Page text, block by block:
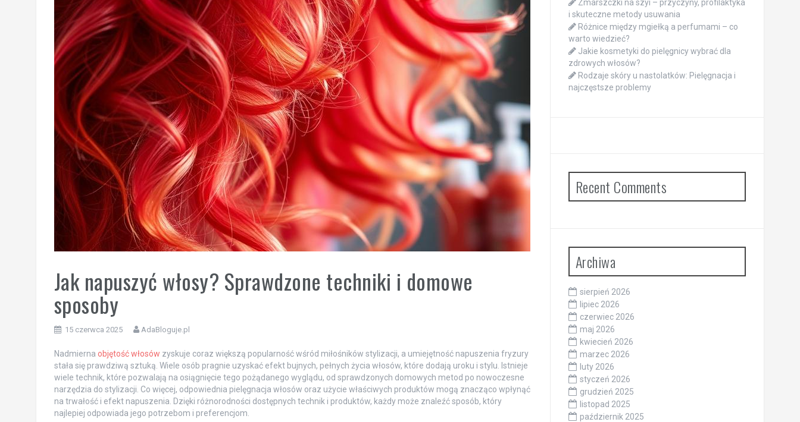
Jak napuszyć włosy? Sprawdzone techniki i domowe
sposoby
15 czerwca 2025 AdaBloguje.pl
Nadmierna objętość włosów zyskuje coraz większą popularność wśród miłośników stylizacji, a umiejętność napuszenia fryzury
stała się prawdziwą sztuką. Wiele osób pragnie uzyskać efekt bujnych, pełnych życia włosów, które dodają uroku i stylu. Istnieje
wiele technik, które pozwalają na osiągnięcie tego pożądanego wyglądu, od sprawdzonych domowych metod po nowoczesne
narzędzia do stylizacji. Co więcej, odpowiednia pielęgnacja włosów oraz użycie właściwych produktów mogą znacząco wpłynąć
na trwałość i efekt napuszenia. Dzięki różnorodności dostępnych technik i produktów, każdy może znaleźć sposób, który
najlepiej odpowiada jego potrzebom i preferencjom.
Zmarszczki na szyi – przyczyny, profilaktyka
i skuteczne metody usuwania
Różnice między mgiełką a perfumami – co
warto wiedzieć?
Jakie kosmetyki do pielęgnicy wybrać dla
zdrowych włosów?
Rodzaje skóry u nastolatków: Pielęgnacja i
najczęstsze problemy
Recent Comments
Archiwa
sierpień 2026
lipiec 2026
czerwiec 2026
maj 2026
kwiecień 2026
marzec 2026
luty 2026
styczeń 2026
grudzień 2025
listopad 2025
październik 2025